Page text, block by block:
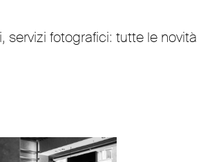
servizi fotografici: tutte le novità